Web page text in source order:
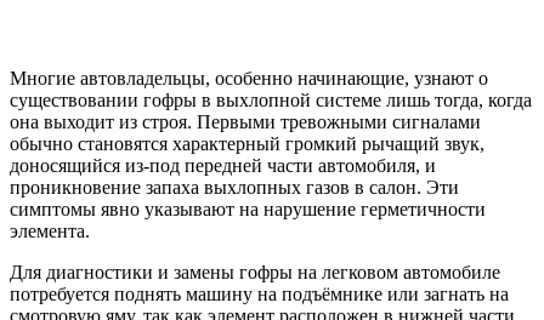
Многие автовладельцы, особенно начинающие, узнают о
существовании гофры в выхлопной системе лишь тогда, когда
она выходит из строя. Первыми тревожными сигналами
обычно становятся характерный громкий рычащий звук,
доносящийся из-под передней части автомобиля, и
проникновение запаха выхлопных газов в салон. Эти
симптомы явно указывают на нарушение герметичности
элемента.
Для диагностики и замены гофры на легковом автомобиле
потребуется поднять машину на подъёмнике или загнать на
смотровую яму, так как элемент расположен в нижней части